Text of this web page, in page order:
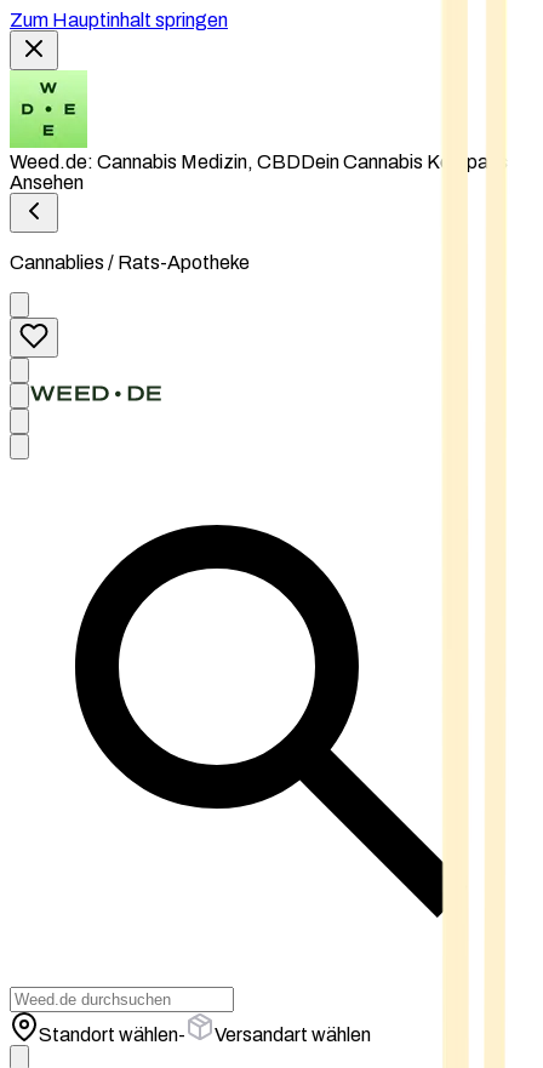
Zum Hauptinhalt springen
Weed.de: Cannabis Medizin, CBDDein Cannabis Kompass
Ansehen
Cannablies / Rats-Apotheke
Standort wählen- Versandart wählen